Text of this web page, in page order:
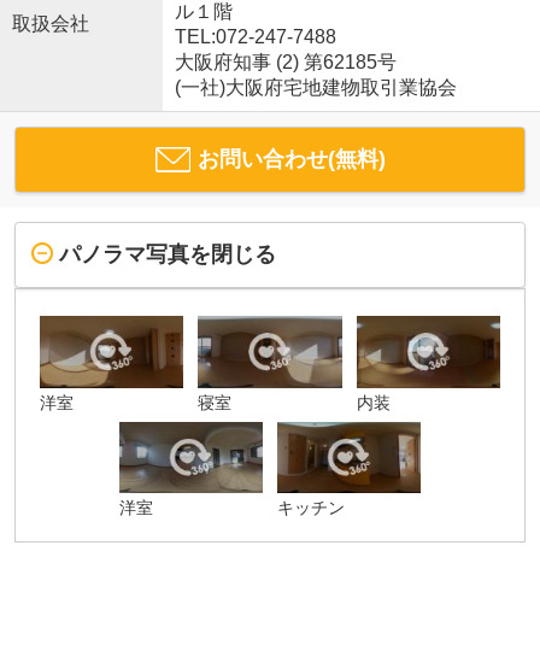
取扱会社
ル１階
TEL:072-247-7488
大阪府知事 (2) 第62185号
(一社)大阪府宅地建物取引業協会
お問い合わせ(無料)
パノラマ写真を閉じる
洋室 寝室 内装
洋室 キッチン